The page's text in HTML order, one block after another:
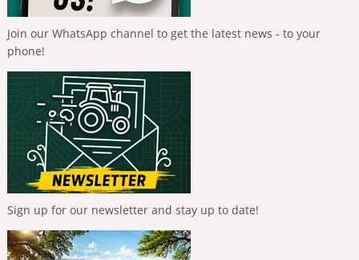
Join our WhatsApp channel to get the latest news - to your
phone!
Sign up for our newsletter and stay up to date!